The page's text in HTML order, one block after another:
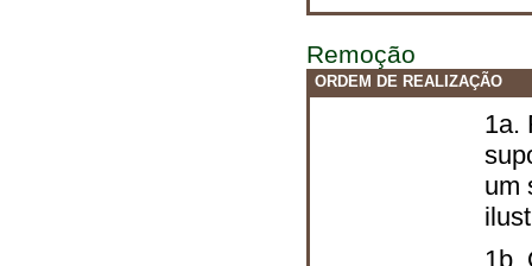
Remoção
ORDEM DE REALIZAÇÃO
1a.
um
1b.